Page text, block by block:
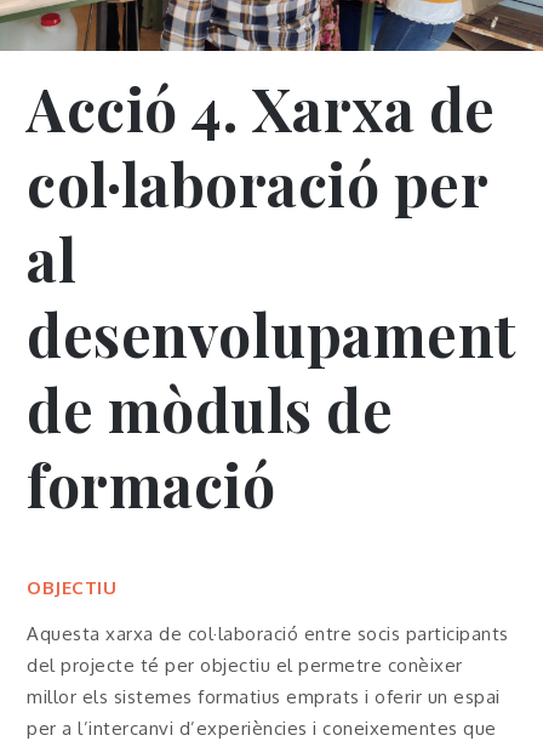
Acció 4. Xarxa de
col·laboració per
al
desenvolupament
de mòduls de
formació
OBJECTIU
Aquesta xarxa de col·laboració entre socis participants
del projecte té per objectiu el permetre conèixer
millor els sistemes formatius emprats i oferir un espai
per a l’intercanvi d’experiències i coneixementes que